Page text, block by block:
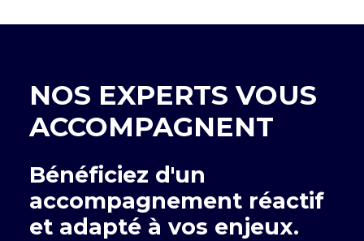
NOS EXPERTS VOUS
ACCOMPAGNENT
Bénéficiez d'un
accompagnement réactif
et adapté à vos enjeux.